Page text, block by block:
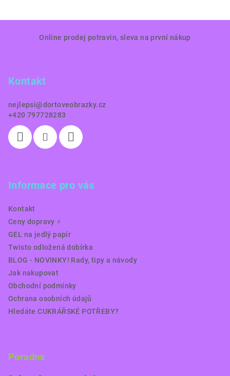
Online prodej potravin, sleva na první nákup
Kontakt
nejlepsi@dortoveobrazky.cz
+420 797728283
Informace pro vás
Kontakt
Ceny dopravy ⚡️
GEL na jedlý papír
Twisto odložená dobírka
BLOG - NOVINKY! Rady, tipy a návody
Jak nakupovat
Obchodní podmínky
Ochrana osobních údajů
Hledáte CUKRÁŘSKÉ POTŘEBY?
Poradna